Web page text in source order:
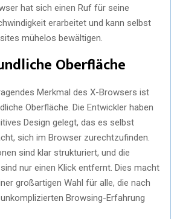
hat sich einen Ruf für seine
erarbeitet und kann selbst
mühelos bewältigen.
Oberfläche
Merkmal des X-Browsers ist
Oberfläche. Die Entwickler haben
Design gelegt, das es selbst
sich im Browser zurechtzufinden.
sind klar strukturiert, und die
nur einen Klick entfernt. Dies macht
großartigen Wahl für alle, die nach
Browsing-Erfahrung